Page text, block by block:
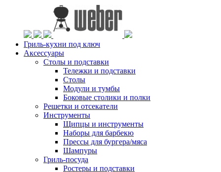
Гриль-кухни под ключ
Аксессуары
Столы и подставки
Тележки и подставки
Столы
Модули и тумбы
Боковые столики и полки
Решетки и отсекатели
Инструменты
Щипцы и инструменты
Наборы для барбекю
Прессы для бургера/мяса
Шампуры
Гриль-посуда
Ростеры и подставки